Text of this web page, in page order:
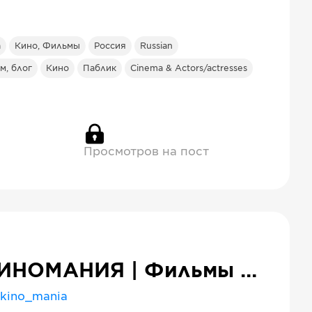
Кино, Фильмы Россия Russian
блог Кино Паблик Cinema & Actors/actresses
Просмотров на пост
КИНОМАНИЯ | Фильмы и сериалы
kino_mania